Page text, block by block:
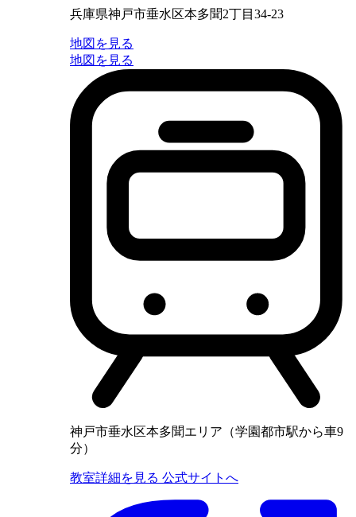
兵庫県神戸市垂水区本多聞2丁目34-23
地図を見る
地図を見る
神戸市垂水区本多聞エリア（学園都市駅から車9
分）
教室詳細を見る 公式サイトへ